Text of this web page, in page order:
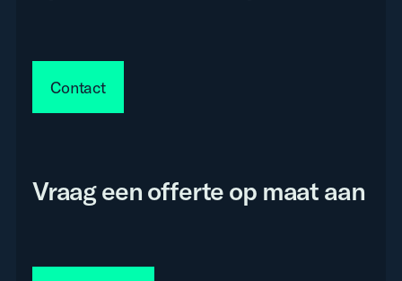
Contact
Vraag een offerte op maat aan